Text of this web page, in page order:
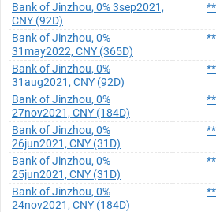
Bank of Jinzhou, 0% 3sep2021,
CNY (92D)
Bank of Jinzhou, 0%
31may2022, CNY (365D)
Bank of Jinzhou, 0%
31aug2021, CNY (92D)
Bank of Jinzhou, 0%
27nov2021, CNY (184D)
Bank of Jinzhou, 0%
26jun2021, CNY (31D)
Bank of Jinzhou, 0%
25jun2021, CNY (31D)
Bank of Jinzhou, 0%
24nov2021, CNY (184D)